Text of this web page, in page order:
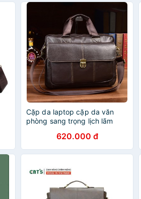
Cặp da laptop cặp da văn
phòng sang trọng lịch lãm
620.000 đ